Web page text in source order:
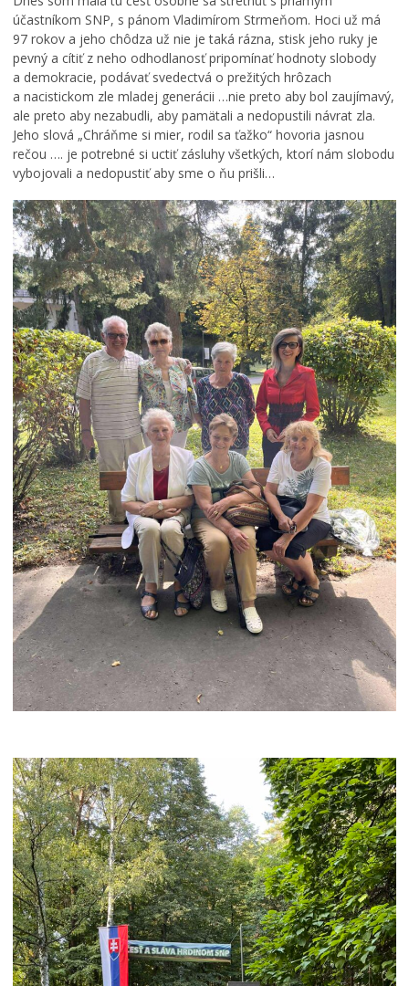
účastníkom SNP, s pánom Vladimírom Strmeňom. Hoci už má
97 rokov a jeho chôdza už nie je taká rázna, stisk jeho ruky je
pevný a cítiť z neho odhodlanosť pripomínať hodnoty slobody
a demokracie, podávať svedectvá o prežitých hrôzach
a nacistickom zle mladej generácii …nie preto aby bol zaujímavý,
ale preto aby nezabudli, aby pamätali a nedopustili návrat zla.
Jeho slová „Chráňme si mier, rodil sa ťažko“ hovoria jasnou
rečou …. je potrebné si uctiť zásluhy všetkých, ktorí nám slobodu
vybojovali a nedopustiť aby sme o ňu prišli…